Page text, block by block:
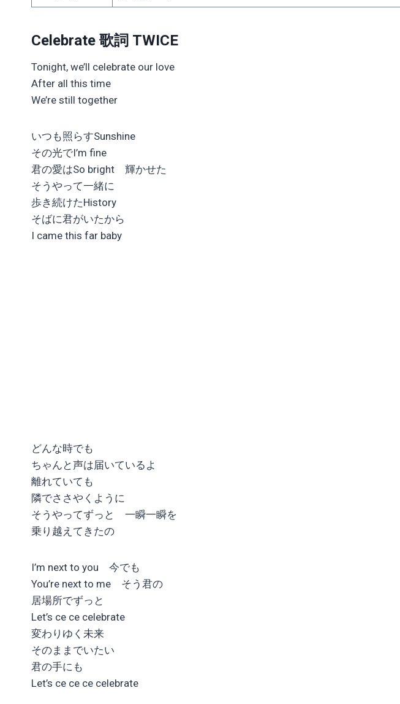
Celebrate 歌詞 TWICE
Tonight, we’ll celebrate our love
After all this time
We’re still together
いつも照らすSunshine
その光でI’m fine
君の愛はSo bright 輝かせた
そうやって一緒に
歩き続けたHistory
そばに君がいたから
I came this far baby
どんな時でも
ちゃんと声は届いているよ
離れていても
隣でささやくように
そうやってずっと 一瞬一瞬を
乗り越えてきたの
I’m next to you 今でも
You’re next to me そう君の
居場所でずっと
Let’s ce ce celebrate
変わりゆく未来
そのままでいたい
君の手にも
Let’s ce ce ce celebrate